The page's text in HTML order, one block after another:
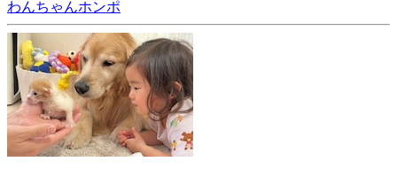
わんちゃんホンポ